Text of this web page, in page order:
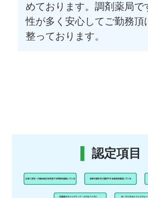
めております。調剤薬局で
性が多く安心してご勤務頂
整っております。
認定項目